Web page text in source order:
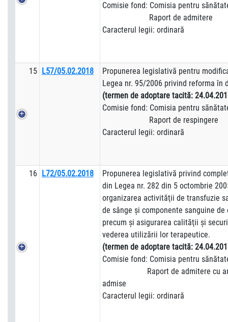
Comisie fond: Comisia pentru
Raport de admitere
Caracterul legii: ordinară
15 L57/05.02.2018
Propunerea legislativă pentru
Legea nr. 95/2006 privind reforma în
(termen de adoptare tacită:
Comisie fond: Comisia pentru
Raport de respingere
Caracterul legii: ordinară
16 L72/05.02.2018
Propunerea legislativă privind
din Legea nr. 282 din 5 octombrie
organizarea activităţii de transfuzie
de sânge şi componente sanguine de
precum şi asigurarea calităţii şi
vederea utilizării lor terapeutice.
(termen de adoptare tacită:
Comisie fond: Comisia pentru
Raport de admitere cu
admise
Caracterul legii: ordinară